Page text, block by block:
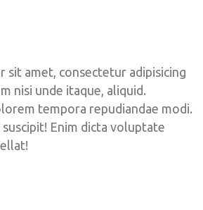
sit amet, consectetur adipisicing
nisi unde itaque, aliquid.
tempora repudiandae modi.
suscipit! Enim dicta voluptate